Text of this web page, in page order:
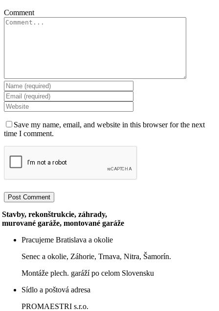
Comment
Save my name, email, and website in this browser for the next
time I comment.
Stavby, rekonštrukcie, záhrady,
murované garáže, montované garáže
Pracujeme Bratislava a okolie
Senec a okolie, Záhorie, Trnava, Nitra, Šamorín.
Montáže plech. garáží po celom Slovensku
Sídlo a poštová adresa
PROMAESTRI s.r.o.